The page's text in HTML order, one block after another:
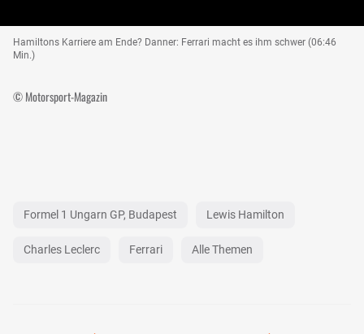
Hamiltons Karriere am Ende? Danner: Ferrari macht es ihm schwer (06:46
Min.)
© Motorsport-Magazin
Formel 1 Ungarn GP, Budapest Lewis Hamilton
Charles Leclerc Ferrari Alle Themen